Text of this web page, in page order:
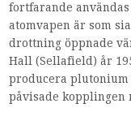
fortfarande
atomvapen är som
drottning öppnade
Hall (Sellafield) år
producera
påvisade